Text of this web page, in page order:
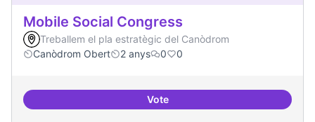
Mobile Social Congress
Treballem el pla estratègic del Canòdrom
Canòdrom Obert
2 anys 0 0
VoteMobile Social Congress